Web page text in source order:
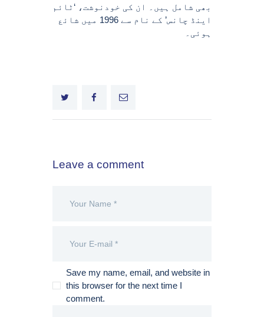
بھی شامل ہیں۔ ان کی خودنوشت، ‘ٹائم
اینڈ چانس’ کے نام سے 1996 میں شائع
ہوئی۔
Leave a comment
Save my name, email, and website in
this browser for the next time I
comment.